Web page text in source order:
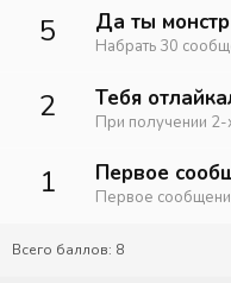
5 Да ты
Набрать 30
2 Тебя
При получении 2-
1 Первое
Первое
Всего баллов: 8